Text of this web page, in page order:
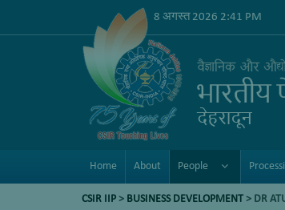
8 अगस्त 2026 2:41 PM
Home About People
CSIR IIP > BUSINESS DEVELOPMENT > DR